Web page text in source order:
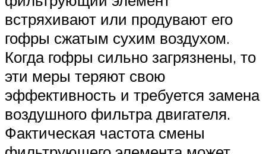
встряхивают или продувают его
гофры сжатым сухим воздухом.
Когда гофры сильно загрязнены, то
эти меры теряют свою
эффективность и требуется замена
воздушного фильтра двигателя.
Фактическая частота смены